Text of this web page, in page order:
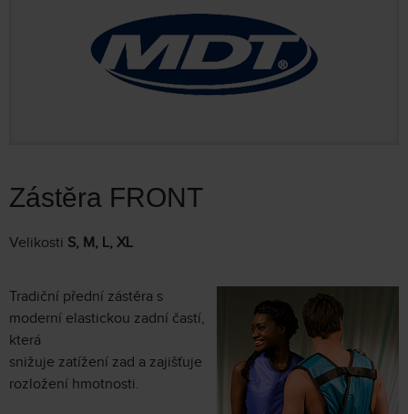
Zástěra FRONT
Velikosti S, M, L, XL
Tradiční přední zástěra s
moderní elastickou zadní častí,
která
snižuje zatížení zad a zajišťuje
rozložení hmotnosti.